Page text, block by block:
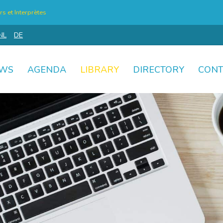
et Interprètes
DE
AGENDA LIBRARY DIRECTORY